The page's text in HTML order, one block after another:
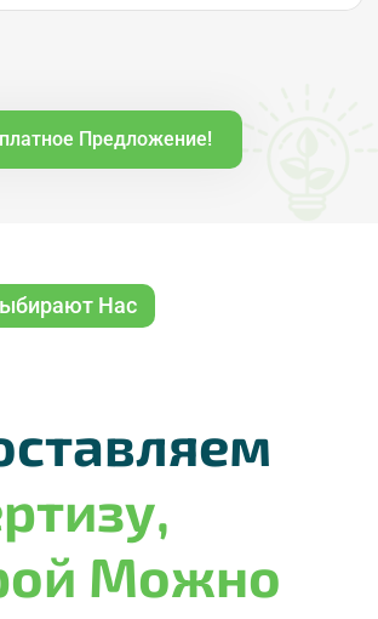
Предложение!
Нас
Можно